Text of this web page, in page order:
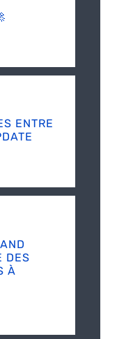
ENTRE
DES
À